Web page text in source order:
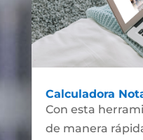
Calculadora
Con esta
de manera